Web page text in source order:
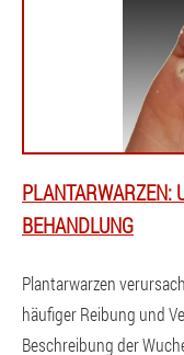
PLANTARWARZEN:
BEHANDLUNG
Plantarwarzen
häufiger Reibung und
Beschreibung der